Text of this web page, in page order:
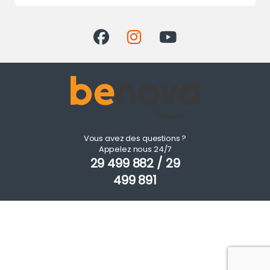
Vous avez des questions ?
Appelez nous 24/7
29 499 882 / 29
499 891